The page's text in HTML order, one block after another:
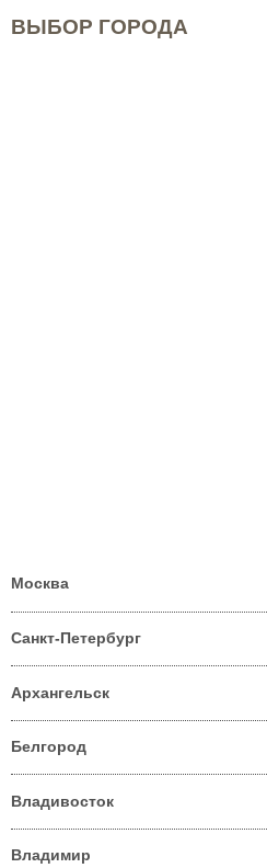
ВЫБОР ГОРОДА
Москва
Санкт-Петербург
Архангельск
Белгород
Владивосток
Владимир